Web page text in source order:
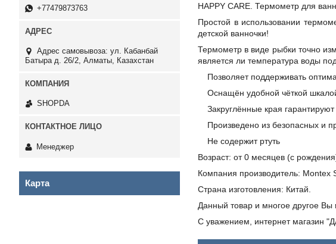
HAPPY CARE. Термометр для
Простой в использовании
детской ванночки!
Термометр в виде рыбки точно
является ли температура воды
Позволяет поддерживать
Оснащён удобной чёткой
Закруглённые края
Произведено из безопасных и
Не содержит ртуть
Возраст: от 0 месяцев (с
Компания производитель: Montex
Страна изготовления: Китай.
Данный товар и многое другое Вы
С уважением, интернет магазин
+77479873763
Адрес самовывоза: ул. Кабанбай
Батыра д. 26/2, Алматы, Казахстан
SHOPDA
Менеджер
Карта